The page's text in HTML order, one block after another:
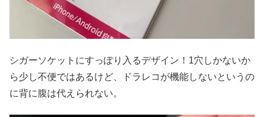
シガーソケットにすっぽり入るデザイン！1穴しかないか
ら少し不便ではあるけど、ドラレコが機能しないというの
に背に腹は代えられない。